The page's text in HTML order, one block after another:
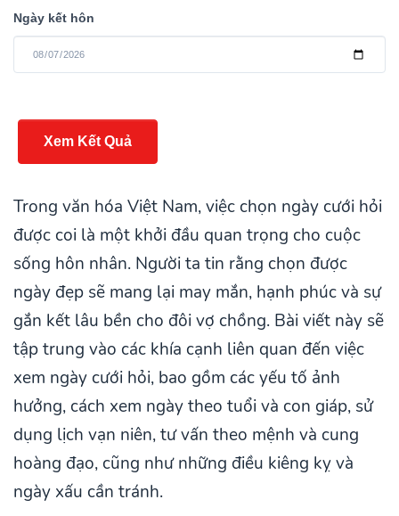
Ngày kết hôn
Xem Kết Quả
Trong văn hóa Việt Nam, việc chọn ngày cưới hỏi
được coi là một khởi đầu quan trọng cho cuộc
sống hôn nhân. Người ta tin rằng chọn được
ngày đẹp sẽ mang lại may mắn, hạnh phúc và sự
gắn kết lâu bền cho đôi vợ chồng. Bài viết này sẽ
tập trung vào các khía cạnh liên quan đến việc
xem ngày cưới hỏi, bao gồm các yếu tố ảnh
hưởng, cách xem ngày theo tuổi và con giáp, sử
dụng lịch vạn niên, tư vấn theo mệnh và cung
hoàng đạo, cũng như những điều kiêng kỵ và
ngày xấu cần tránh.